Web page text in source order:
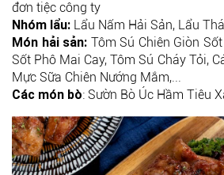
đơn tiệc công ty
Nhóm lẩu: Lẩu Nấm Hải Sản, Lẩu
Món hải sản: Tôm Sú Chiên Giòn
Sốt Phô Mai Cay, Tôm Sú Cháy Tỏi,
Mực Sữa Chiên Nướng Mắm,...
Các món bò: Sườn Bò Úc Hầm Tiêu